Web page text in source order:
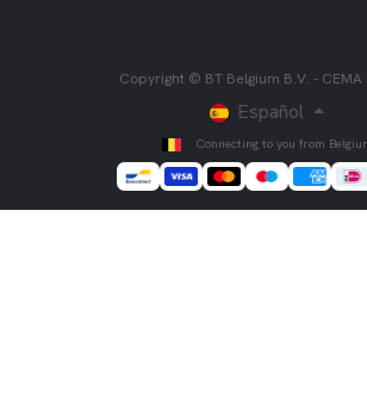
Copyright © BT Belgium B.V. - CEMA
Español
Connecting to you from